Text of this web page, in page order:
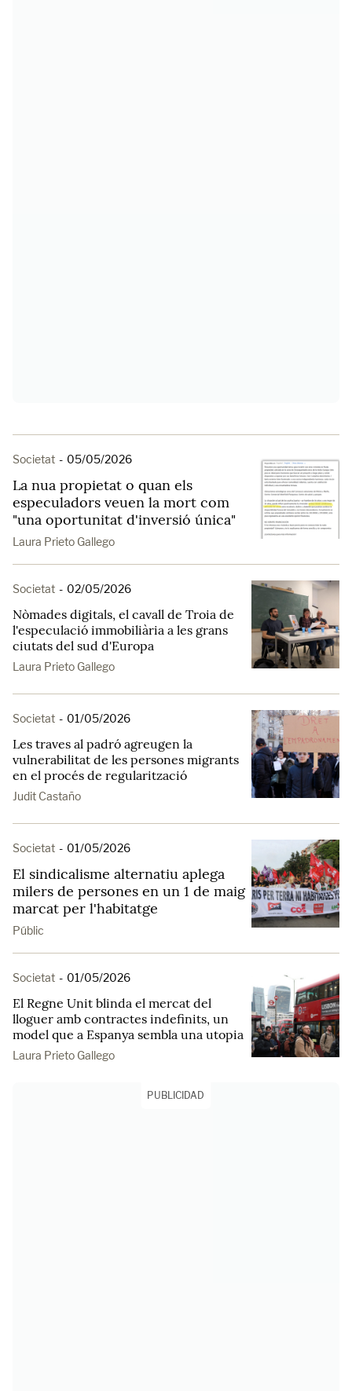
Societat - 05/05/2026
La nua propietat o quan els
especuladors veuen la mort com
"una oportunitat d'inversió única"
Laura Prieto Gallego
Societat - 02/05/2026
Nòmades digitals, el cavall de Troia de
l'especulació immobiliària a les grans
ciutats del sud d'Europa
Laura Prieto Gallego
Societat - 01/05/2026
Les traves al padró agreugen la
vulnerabilitat de les persones migrants
en el procés de regularització
Judit Castaño
Societat - 01/05/2026
El sindicalisme alternatiu aplega
milers de persones en un 1 de maig
marcat per l'habitatge
Públic
Societat - 01/05/2026
El Regne Unit blinda el mercat del
lloguer amb contractes indefinits, un
model que a Espanya sembla una utopia
Laura Prieto Gallego
PUBLICIDAD